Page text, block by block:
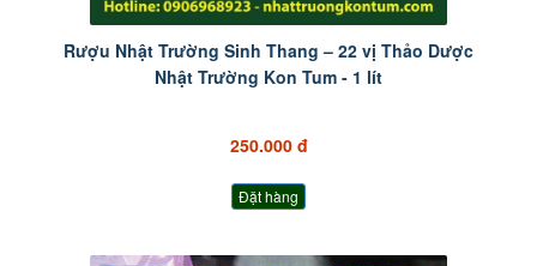
Rượu Nhật Trường Sinh Thang – 22 vị Thảo Dược
Nhật Trường Kon Tum - 1 lít
250.000 đ
Đặt hàng